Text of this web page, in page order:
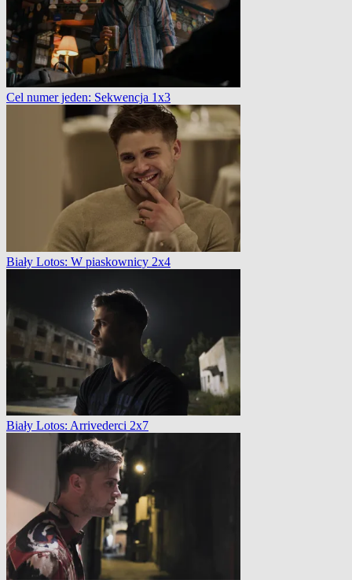
Cel numer jeden: Sekwencja 1x3
Biały Lotos: W piaskownicy 2x4
Biały Lotos: Arrivederci 2x7